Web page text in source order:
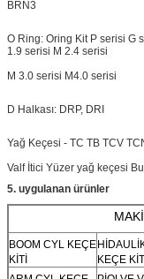
BRN3
O Ring: Oring Kit P serisi G
1.9 serisi M 2.4 serisi
M 3.0 serisi M4.0 serisi
D Halkası: DRP, DRI
Yağ Keçesi - TC TB TCV
Valf İtici Yüzer yağ keçesi
5. uygulanan ürünler
BOOM CYL KEÇE
KİTİ
KEÇE